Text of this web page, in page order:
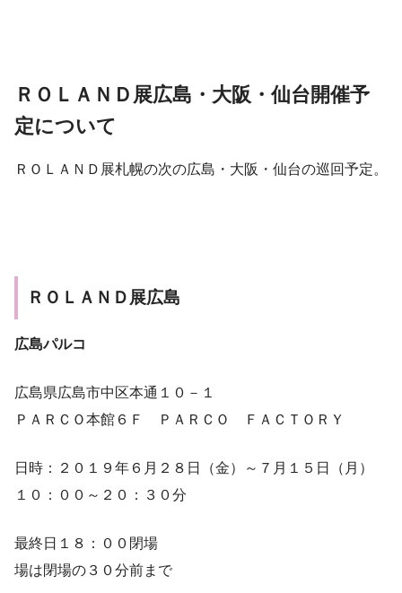
ＲＯＬＡＮＤ展広島・大阪・仙台開催予
定について
ＲＯＬＡＮＤ展札幌の次の広島・大阪・仙台の巡回予定。
ＲＯＬＡＮＤ展広島
広島パルコ
広島県広島市中区本通１０－１
ＰＡＲＣＯ本館６Ｆ ＰＡＲＣＯ ＦＡＣＴＯＲＹ
日時：２０１９年６月２８日（金）～７月１５日（月）
１０：００～２０：３０分
最終日１８：００閉場
場は閉場の３０分前まで